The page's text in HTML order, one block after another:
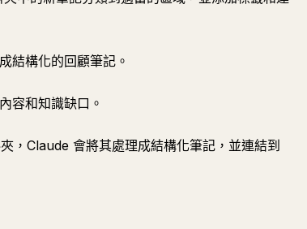
構化的回顧筆記。
容和知識缺口。
Claude 會將其處理成結構化筆記，並連結到